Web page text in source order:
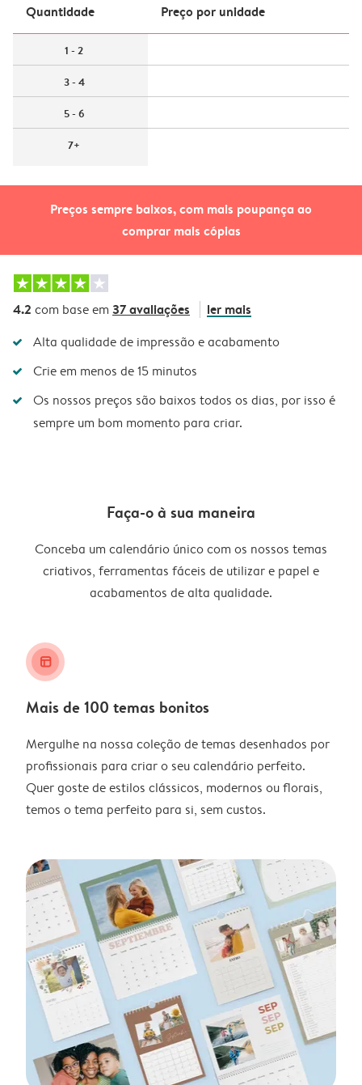
Preços sempre baixos, com mais poupança ao
comprar mais cópias
Quantidade Preço por unidade
1 - 2
3 - 4
5 - 6
7+
4.2 com base em 37 avaliações ler mais
Alta qualidade de impressão e acabamento
Crie em menos de 15 minutos
Os nossos preços são baixos todos os dias, por isso é
sempre um bom momento para criar.
Faça-o à sua maneira
Conceba um calendário único com os nossos temas
criativos, ferramentas fáceis de utilizar e papel e
acabamentos de alta qualidade.
layout_alt
Mais de 100 temas bonitos
Mergulhe na nossa coleção de temas desenhados por
profissionais para criar o seu calendário perfeito.
Quer goste de estilos clássicos, modernos ou florais,
temos o tema perfeito para si, sem custos.